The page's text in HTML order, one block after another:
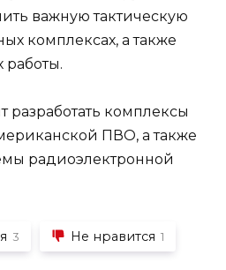
важную тактическую
комплексах, а также
работы.
разработать комплексы
ПВО, а также
радиоэлектронной
3 Не нравится 1